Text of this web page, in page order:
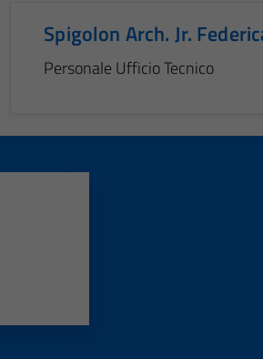
Spigolon Arch. Jr.
Personale Ufficio Tecnico